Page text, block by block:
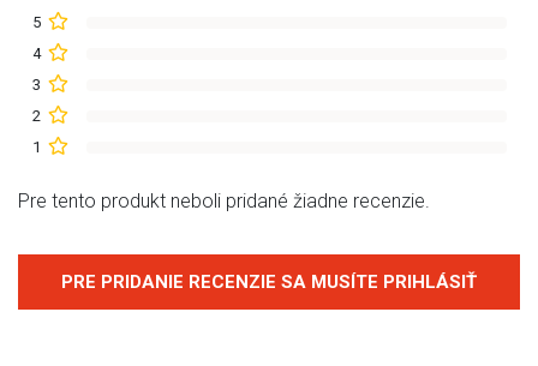
5
4
3
2
1
Pre tento produkt neboli pridané žiadne recenzie.
PRE PRIDANIE RECENZIE SA MUSÍTE PRIHLÁSIŤ